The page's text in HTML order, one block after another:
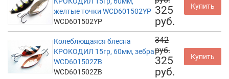
желтые точки WCD601502YP
WCD601502YP
325
руб.
Купить
Колеблющаяся блесна
КРОКОДИЛ 15гр, 60мм, зебра
WCD601502ZB
WCD601502ZB
342
руб.
325
руб.
Купить